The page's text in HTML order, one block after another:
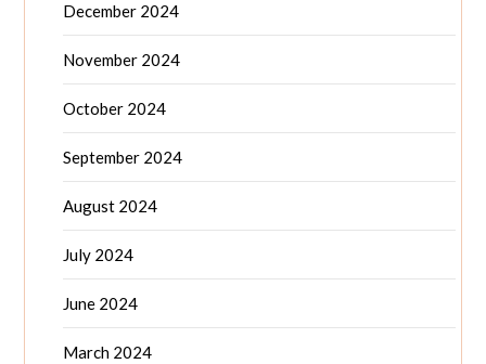
December 2024
November 2024
October 2024
September 2024
August 2024
July 2024
June 2024
March 2024